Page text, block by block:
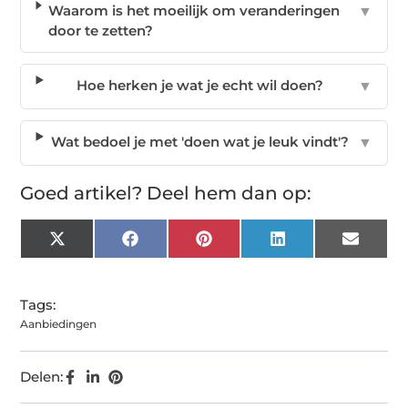
Waarom is het moeilijk om veranderingen
door te zetten?
▼
Hoe herken je wat je echt wil doen? ▼
Wat bedoel je met 'doen wat je leuk vindt'? ▼
Goed artikel? Deel hem dan op:
X
(Twitter)
FacebookPinterest LinkedIn Email
Tags:
Aanbiedingen
Delen: